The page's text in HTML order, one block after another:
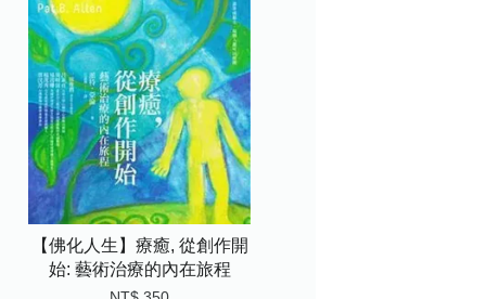
【佛化人生】療癒, 從創作開
始: 藝術治療的內在旅程